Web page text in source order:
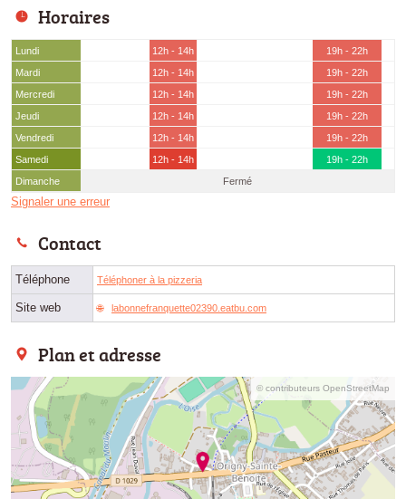
Horaires
Lundi 12h - 14h
19h - 22h
Mardi
12h - 14h
19h - 22h
Mercredi
12h - 14h
19h - 22h
Jeudi
12h - 14h
19h - 22h
Vendredi
12h - 14h
19h - 22h
Samedi
12h - 14h
19h - 22h
Dimanche
Fermé
Signaler une erreur
Contact
Téléphone Téléphoner à la pizzeria
Site web labonnefranquette02390.eatbu.com
Plan et adresse
© contributeurs OpenStreetMap